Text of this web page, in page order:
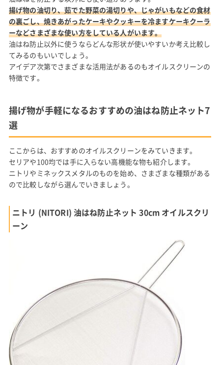
揚げ物の油切り、茹でた野菜の湯切りや、じゃがいもなどの食材
の裏ごし、焼きあがったケーキやクッキーを冷ますケーキクーラ
ーなどさまざまな使い方をしている人がいます。
油はね防止以外に使うならどんな形状が使いやすいか考え比較し
てみるのもいいでしょう。
アイデア次第でさまざまな活用法があるのもオイルスクリーンの
特徴です。
揚げ物が手軽になるおすすめの油はね防止ネット7
選
ここからは、おすすめのオイルスクリーンをみていきます。
セリアや100均では手に入らない高機能な物も紹介します。
ニトリやミネックスメタルのものを始め、さまざまな種類がある
ので比較しながら選んでいきましょう。
ニトリ (NITORI) 油はね防止ネット 30cm オイルスクリ
ーン